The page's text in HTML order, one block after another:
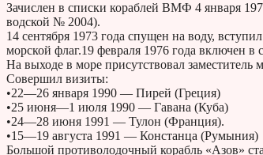
За­чис­лен в спис­ки ко­раб­лей ВМФ 4 ян­ва­ря
вод­ской № 2004).
14 сен­тяб­ря 1973 года спу­щен на воду,
морской флаг.19 фев­ра­ля 1976 года вклю­чен в
На вы­хо­де в море при­сут­ство­вал
Со­вер­шил визиты:
•22—26 января 1990 — Пирей (Греция)
•25 июня—1 июля 1990 — Гавана (Куба)
•24—28 июня 1991 — Тулон (Франция).
•15—19 августа 1991 — Констанца (Румыния)
Боль­шой про­ти­во­ло­доч­ный ко­рабль «Азов»